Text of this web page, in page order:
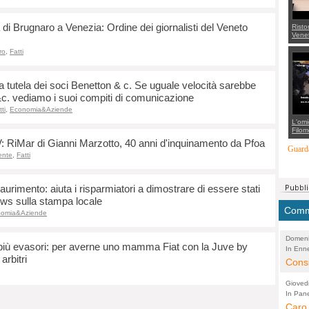
Brugnaro a Venezia: Ordine dei giornalisti del Veneto
, Fatti
tutela dei soci Benetton & c. Se uguale velocità sarebbe
vediamo i suoi compiti di comunicazione
, Economia&Aziende
RiMar di Gianni Marzotto, 40 anni d'inquinamento da Pfoa
, Fatti
aiuta i risparmiatori a dimostrare di essere stati
sulla stampa locale
evasori: per averne uno mamma Fiat con la Juve by
con
In
In